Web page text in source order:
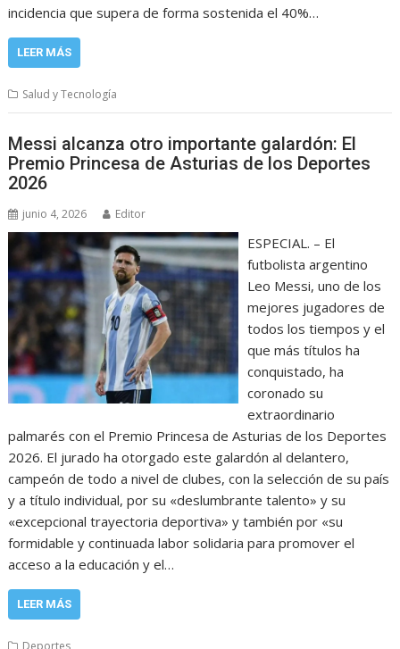
incidencia que supera de forma sostenida el 40%…
LEER MÁS
Salud y Tecnología
Messi alcanza otro importante galardón: El
Premio Princesa de Asturias de los Deportes
2026
junio 4, 2026 Editor
ESPECIAL. – El
futbolista argentino
Leo Messi, uno de los
mejores jugadores de
todos los tiempos y el
que más títulos ha
conquistado, ha
coronado su
extraordinario
palmarés con el Premio Princesa de Asturias de los Deportes
2026. El jurado ha otorgado este galardón al delantero,
campeón de todo a nivel de clubes, con la selección de su país
y a título individual, por su «deslumbrante talento» y su
«excepcional trayectoria deportiva» y también por «su
formidable y continuada labor solidaria para promover el
acceso a la educación y el…
LEER MÁS
Deportes